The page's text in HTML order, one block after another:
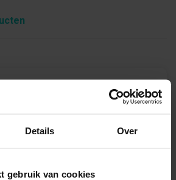
Details Over
gebruik van cookies